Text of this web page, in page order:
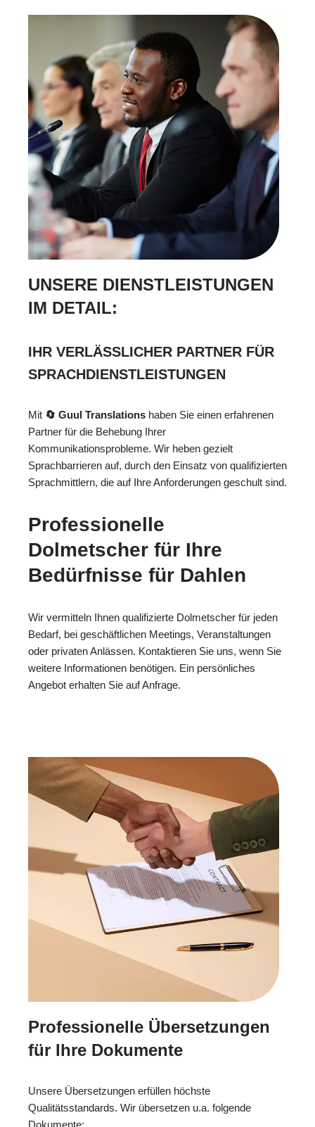
UNSERE DIENSTLEISTUNGEN
IM DETAIL:
IHR VERLÄSSLICHER PARTNER FÜR
SPRACHDIENSTLEISTUNGEN
Mit 🔄 Guul Translations haben Sie einen erfahrenen
Partner für die Behebung Ihrer
Kommunikationsprobleme. Wir heben gezielt
Sprachbarrieren auf, durch den Einsatz von qualifizierten
Sprachmittlern, die auf Ihre Anforderungen geschult sind.
Professionelle
Dolmetscher für Ihre
Bedürfnisse für Dahlen
Wir vermitteln Ihnen qualifizierte Dolmetscher für jeden
Bedarf, bei geschäftlichen Meetings, Veranstaltungen
oder privaten Anlässen. Kontaktieren Sie uns, wenn Sie
weitere Informationen benötigen. Ein persönliches
Angebot erhalten Sie auf Anfrage.
Professionelle Übersetzungen
für Ihre Dokumente
Unsere Übersetzungen erfüllen höchste
Qualitätsstandards. Wir übersetzen u.a. folgende